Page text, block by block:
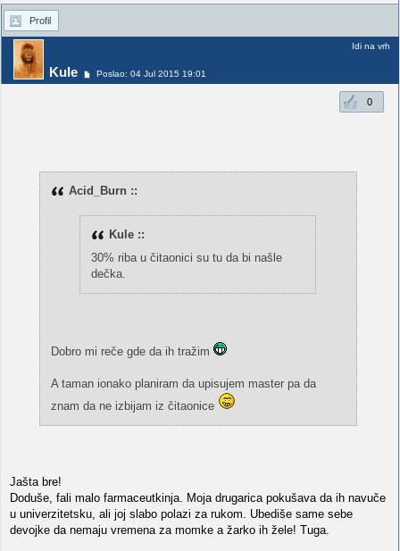
Profil
Kule Poslao: 04 Jul 2015 19:01
Idi na vrh
0
Acid_Burn ::
Kule ::
30% riba u čitaonici su tu da bi našle
dečka.
Dobro mi reče gde da ih tražim
A taman ionako planiram da upisujem master pa da
znam da ne izbijam iz čitaonice
Jašta bre!
Doduše, fali malo farmaceutkinja. Moja drugarica pokušava da ih navuče
u univerzitetsku, ali joj slabo polazi za rukom. Ubediše same sebe
devojke da nemaju vremena za momke a žarko ih žele! Tuga.